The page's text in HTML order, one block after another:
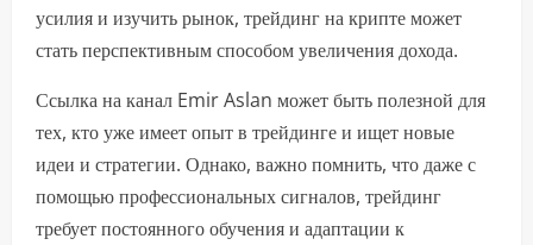
усилия и изучить рынок, трейдинг на крипте может
стать перспективным способом увеличения дохода.
Ссылка на канал Emir Aslan может быть полезной для
тех, кто уже имеет опыт в трейдинге и ищет новые
идеи и стратегии. Однако, важно помнить, что даже с
помощью профессиональных сигналов, трейдинг
требует постоянного обучения и адаптации к